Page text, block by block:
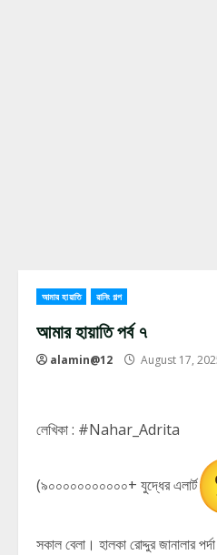
আমার হায়াতি রানিং গল্প
আমার হায়াতি পর্ব ৭
alamin@12 August 17,
লেখিকা : #Nahar_Adrita
(৯০০০০০০০০০০০+ যুদ্ধের এলার্ট
সকাল বেলা। হালকা রোদ্দুর জানালার